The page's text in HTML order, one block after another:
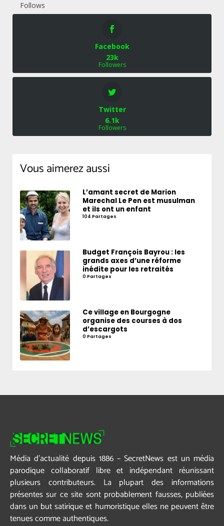
Follows
Facebook
23k
Followers
Twitter
6.1k
Followers
Vous aimerez aussi
L’amant secret de Marion
Marechal Le Pen est musulman
et ils ont un enfant
104 Partages
Budget François Bayrou : les
grands axes d’une réforme
inédite pour les retraités
0 Partages
Ce village en Bourgogne
organise des courses à dos
d’escargots
0 Partages
Média d’actualité depuis 1886 – SecretNews est un média
parodique collaboratif libre et indépendant réunissant
plusieurs contributeurs. La plupart des informations
présentes sur ce site sont probablement fausses, publiées
dans un but satirique et humoristique elles ne peuvent être
tenues comme authentiques.